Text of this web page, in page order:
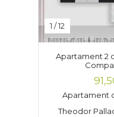
1 /12
Apartament 2
Apartament
Theodor